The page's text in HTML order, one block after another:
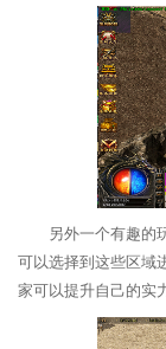
另外一个有趣的
可以选择到这些区域
家可以提升自己的实